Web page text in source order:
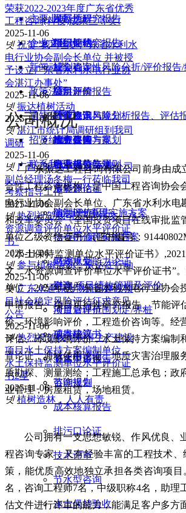
发展历程
组织架构
可行性研究报告
项目评估
社会稳定性风险分折/评价报告
防洪评价报告
政策咨询
投资咨询
申请报告
节能评估
编制PPP项目实施方案
物有所值评价报告
财政承受能力论证
财政/项目绩效管理及评价
项目后评价
成本核算
节水型咨询
咨询规划
主要业绩
可行性研究报告
规划咨询
项目评价
社会稳定风险分析报告、评估
水土保持方案
水土保持监测
水资源论证
防洪评价报告
“一河一策"实施方案
河湖规划
咨询
河道管理范围划定/界桩
项目建议书
资金申请报告
节能报告
成本核算报告
排污口论证
技术评审
节水型咨询
水土保持验收
企业文化
新闻动态
公司新闻
行业资讯
政务要闻
政策法规
国家政策与规划
地方政策与规划
行业规范与规则
通知公告
招标公告
公示与公告
招贤纳士
联系我们
荣获2022-2023年度广东省优秀
工程咨询(科技)成果三等奖!
2025-11-06
넷 祝贺“我司当选广东省水利水
电行业协会副会长单位 并被授
予设立广东省水利水电行业协
会湛江办事处”
2025-11-06
넷 振达植树活动
2025-11-06
넷 湛江市统计局调研组到我司
调研
2025-11-06
넷 广西工程咨询集团有限公司
副总经理汤冬梅一行莅临我司
考察指导工作
2025-11-06
넷 热烈祝贺我司获得“水文、水
资源调查评价单位水平评价证
书”
2025-11-06
넷 参与植树活动，振达在行动
2025-11-06
넷 广东永通综合物流园建设项
目社会稳定风险评估征求意见
公告
2025-11-06
넷 热烈祝贺我司获得生产建设
项目水土保持方案编制单位、
水土保持监测单位水平评价证
书2星
2025-11-06
넷 植树造林，人人有责
公司概况
广东振达工程咨询有限公司前身由成立
合性工程咨询机构，是中国工程咨询协会
电行业协会副会长单位、广东省水利水
和改革委员会《全国投资项目在线审批监
单位乙级资信证书》(证书编号：
《水土保持监测单位水平评价证书》
文、水资源调查评价单位水平评价证书”
单位，2024年获广东省水利水电行业协
申请报告、项目可行性研究报告、节能
价，环境影响评价，工程造价咨询等。经
评估、环境影响评价，水土保持方案编制
置论证，海域使用论证，地质灾害治理服
质勘探、测量测绘；工程施工总承包；政
业管理，房屋租赁，场地租赁。
公司拥有一支思想敏锐、作风优良、业
程咨询专家，又有经验丰富的工程技术
策，能优质高效地独立承担各类咨询项
名，咨询工程师7名，中级职称4名，助理
估文件进行评审的能力，能满足客户多方